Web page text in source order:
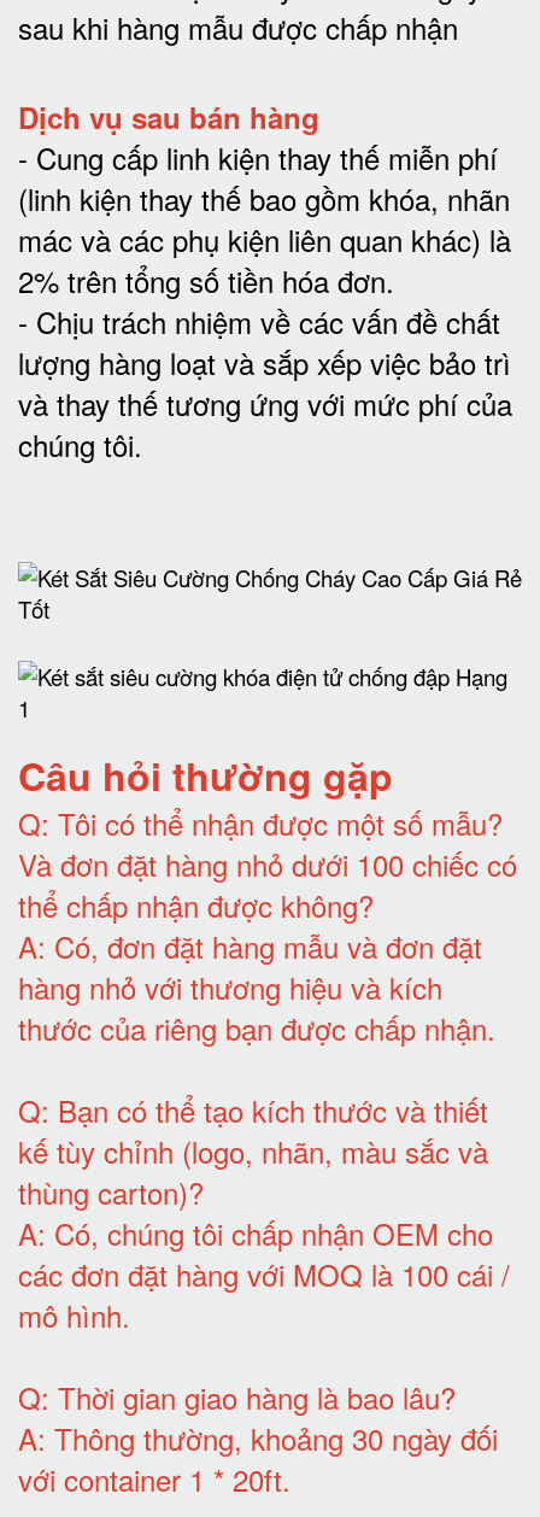
sau khi hàng mẫu được chấp nhận
Dịch vụ sau bán hàng
- Cung cấp linh kiện thay thế miễn phí
(linh kiện thay thế bao gồm khóa, nhãn
mác và các phụ kiện liên quan khác) là
2% trên tổng số tiền hóa đơn.
- Chịu trách nhiệm về các vấn đề chất
lượng hàng loạt và sắp xếp việc bảo trì
và thay thế tương ứng với mức phí của
chúng tôi.
Câu hỏi thường gặp
Q: Tôi có thể nhận được một số mẫu?
Và đơn đặt hàng nhỏ dưới 100 chiếc có
thể chấp nhận được không?
A: Có, đơn đặt hàng mẫu và đơn đặt
hàng nhỏ với thương hiệu và kích
thước của riêng bạn được chấp nhận.
Q: Bạn có thể tạo kích thước và thiết
kế tùy chỉnh (logo, nhãn, màu sắc và
thùng carton)?
A: Có, chúng tôi chấp nhận OEM cho
các đơn đặt hàng với MOQ là 100 cái /
mô hình.
Q: Thời gian giao hàng là bao lâu?
A: Thông thường, khoảng 30 ngày đối
với container 1 * 20ft.